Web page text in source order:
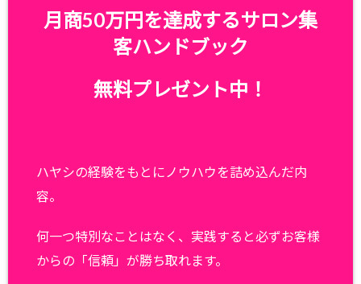
月商50万円を達成するサロン集
客ハンドブック
無料プレゼント中！
ハヤシの経験をもとにノウハウを詰め込んだ内
容。
何一つ特別なことはなく、実践すると必ずお客様
からの「信頼」が勝ち取れます。